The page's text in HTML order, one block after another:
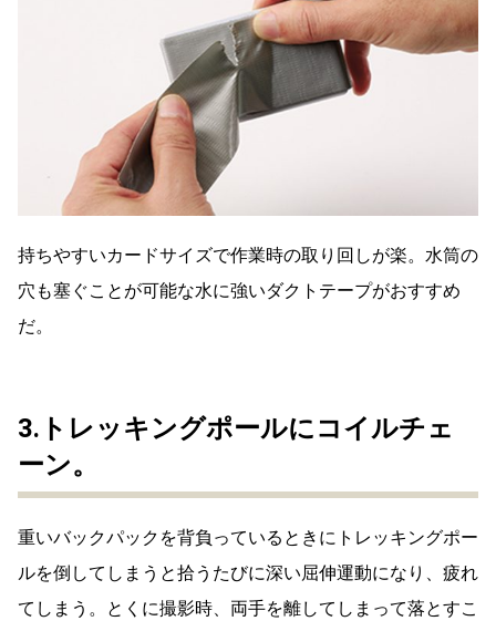
持ちやすいカードサイズで作業時の取り回しが楽。水筒の
穴も塞ぐことが可能な水に強いダクトテープがおすすめ
だ。
3.トレッキングポールにコイルチェ
ーン。
重いバックパックを背負っているときにトレッキングポー
ルを倒してしまうと拾うたびに深い屈伸運動になり、疲れ
てしまう。とくに撮影時、両手を離してしまって落とすこ